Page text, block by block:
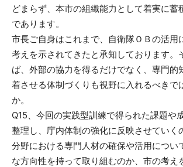
どまらず、本市の組織能力として着実に蓄
であります。
市長ご自身はこれまで、自衛隊ＯＢの活用
考えを示されてきたと承知しております。
ば、外部の協力を得るだけでなく、専門的
着させる体制づくりも視野に入れるべきで
か。
Q15、今回の実践型訓練で得られた課題や
整理し、庁内体制の強化に反映させていく
分野における専門人材の確保や活用につい
な方向性を持って取り組むのか、市の考え